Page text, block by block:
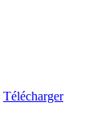
Télécharger